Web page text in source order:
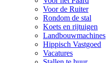
Voor de Ruiter
Rondom de stal
Koets en rijtuigen
Landbouwmachines
Hippisch Vastgoed
Vacatures